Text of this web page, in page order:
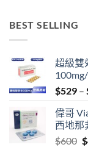
BEST SELLING
超級雙
$529 –
偉哥
西地那
$600 $